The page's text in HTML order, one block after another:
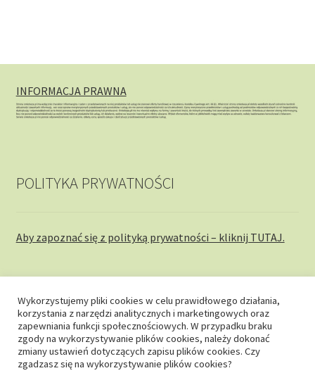
INFORMACJA PRAWNA
POLITYKA PRYWATNOŚCI
Aby zapoznać się z polityką prywatności – kliknij TUTAJ.
© onkobaza.pl 2026
Stworzone z WooCommerce.
Wykorzystujemy pliki cookies w celu prawidłowego działania,
korzystania z narzędzi analitycznych i marketingowych oraz
zapewniania funkcji społecznościowych. W przypadku braku
zgody na wykorzystywanie plików cookies, należy dokonać
zmiany ustawień dotyczących zapisu plików cookies. Czy
zgadzasz się na wykorzystywanie plików cookies?